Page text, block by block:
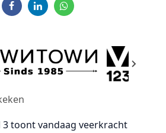
3 toont vandaag veerkracht